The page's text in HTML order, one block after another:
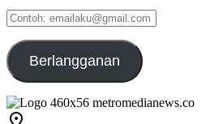
Contoh:
emailaku@gmail.com
Berlangganan